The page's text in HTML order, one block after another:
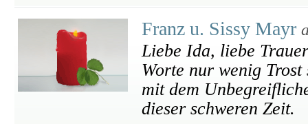
Franz u. Sissy Mayr
Liebe Ida, liebe
Worte nur wenig
mit dem
dieser schweren Zeit.